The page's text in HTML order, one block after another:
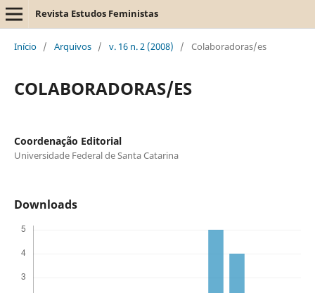
Revista Estudos Feministas
Início / Arquivos / v. 16 n. 2 (2008) / Colaboradoras/es
COLABORADORAS/ES
Coordenação Editorial
Universidade Federal de Santa Catarina
Downloads